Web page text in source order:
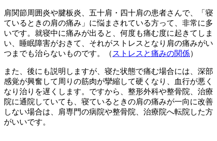
肩関節周囲炎や腱板炎、五十肩・四十肩の患者さんで、「寝
ているときの肩の痛み」に悩まされている方って、非常に多
いです。就寝中に痛みが出ると、何度も痛む度に起きてしま
い、睡眠障害がおきて、それがストレスとなり肩の痛みがい
つまでも治らないものです。（ストレスと痛みの関係）
また、後にも説明しますが、寝た状態で痛む場合には、深部
感覚が興奮して周りの筋肉が攣縮して硬くなり、血行が悪く
なり治りを遅くします。ですから、整形外科や整骨院、治療
院に通院していても、寝ているときの肩の痛みが一向に改善
しない場合は、肩専門の病院や整骨院、治療院へ転院した方
がいいです。